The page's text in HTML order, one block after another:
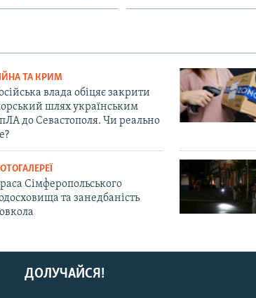
ТА КРИМ
влада обіцяє закрити
шлях українським
до Севастополя. Чи реально
Сімферопольського
та занедбаність
ДОЛУЧАЙСЯ!